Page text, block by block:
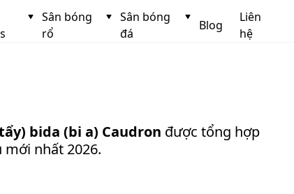
Sân bóng
rổ
Sân bóng
đá
Blog
Liên
hệ
bida (bi a) Caudron được tổng hợp
nhất 2026.